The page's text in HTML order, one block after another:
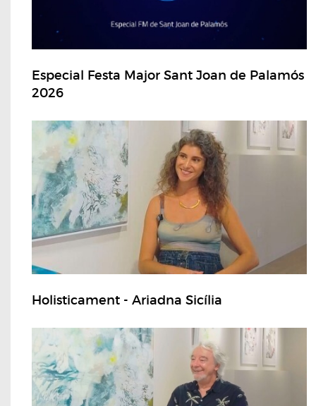
Especial Festa Major Sant Joan de Palamós
2026
Holisticament - Ariadna Sicília